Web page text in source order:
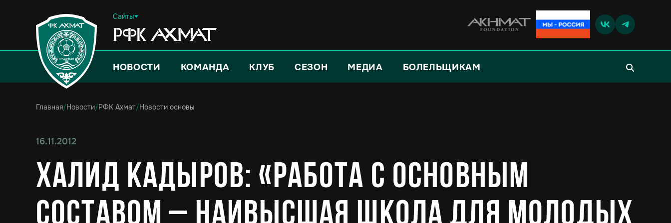
Сайты
НОВОСТИ КОМАНДА КЛУБ СЕЗОН МЕДИА БОЛЕЛЬЩИКАМ
Главная/Новости/РФК Ахмат/Новости основы
16.11.2012
Халид Кадыров: «Работа с основным